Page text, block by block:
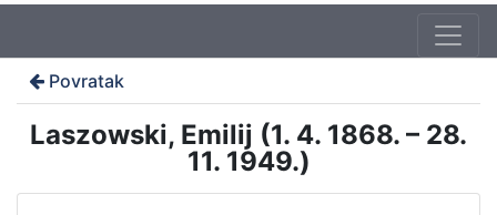
Povratak
Laszowski, Emilij (1. 4. 1868. – 28.
11. 1949.)